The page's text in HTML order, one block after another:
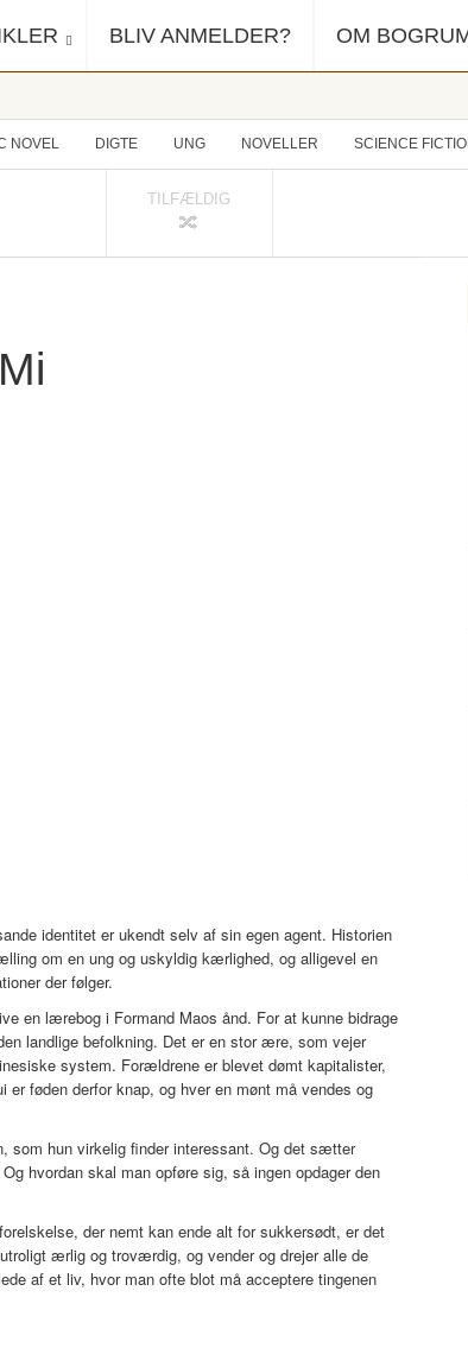
BLIV ANMELDER? OM
NOVEL DIGTE UNG NOVELLER SCIENCE
TILFÆLDIG
identitet er ukendt selv af sin egen agent. Historien
om en ung og uskyldig kærlighed, og alligevel en
der følger.
en lærebog i Formand Maos ånd. For at kunne bidrage
landlige befolkning. Det er en stor ære, som vejer
system. Forældrene er blevet dømt kapitalister,
føden derfor knap, og hver en mønt må vendes og
som hun virkelig finder interessant. Og det sætter
hvordan skal man opføre sig, så ingen opdager den
der nemt kan ende alt for sukkersødt, er det
ærlig og troværdig, og vender og drejer alle de
af et liv, hvor man ofte blot må acceptere tingenen